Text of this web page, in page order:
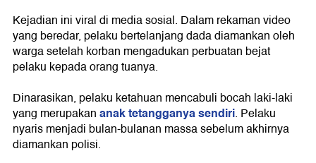
Kejadian ini viral di media sosial. Dalam rekaman video
yang beredar, pelaku bertelanjang dada diamankan oleh
warga setelah korban mengadukan perbuatan bejat
pelaku kepada orang tuanya.
Dinarasikan, pelaku ketahuan mencabuli bocah laki-laki
yang merupakananak tetangganya sendiri. Pelaku
nyaris menjadi bulan-bulanan massa sebelum akhirnya
diamankan polisi.